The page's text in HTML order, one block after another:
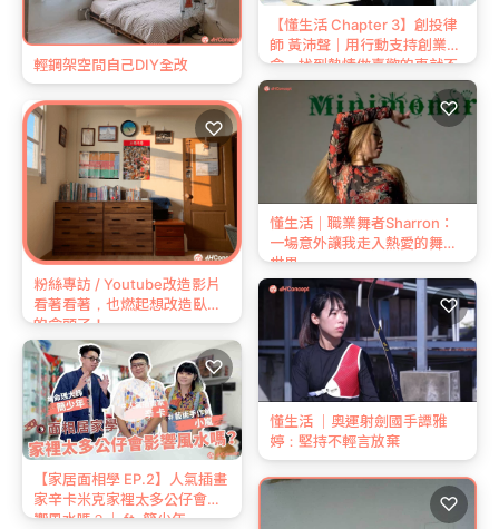
輕鋼架空間自己DIY全改
【懂生活 Chapter 3】創投律
師 黃沛聲｜用行動支持創業理
念，找到熱情做喜歡的事就不
會覺得辛苦
粉絲專訪 / Youtube改造影片
看著看著，也燃起想改造臥室
的念頭了！
♡
懂生活｜職業舞者Sharron：
一場意外讓我走入熱愛的舞蹈
世界
♡
【家居面相學 EP.2】人氣插畫
家辛卡米克家裡太多公仔會影
響風水嗎？｜ ft. 簡少年
♡
懂生活 ｜奧運射劍國手譚雅
婷：堅持不輕言放棄
♡
♡